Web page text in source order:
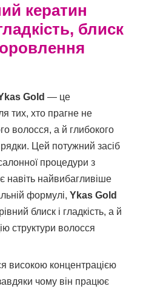
кератин
блиск
Gold — це
тих, хто прагне не
волосся, а й глибокого
Цей потужний засіб
процедури з
навіть найвибагливіше
формулі, Ykas Gold
блиск і гладкість, а й
структури волосся
високою концентрацією
чому він працює